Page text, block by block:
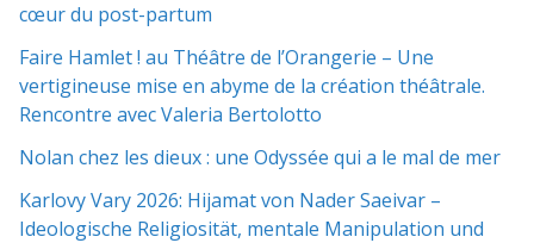
cœur du post-partum
Faire Hamlet ! au Théâtre de l’Orangerie – Une
vertigineuse mise en abyme de la création théâtrale.
Rencontre avec Valeria Bertolotto
Nolan chez les dieux : une Odyssée qui a le mal de mer
Karlovy Vary 2026: Hijamat von Nader Saeivar​​ –
Ideologische Religiosität, mentale Manipulation und